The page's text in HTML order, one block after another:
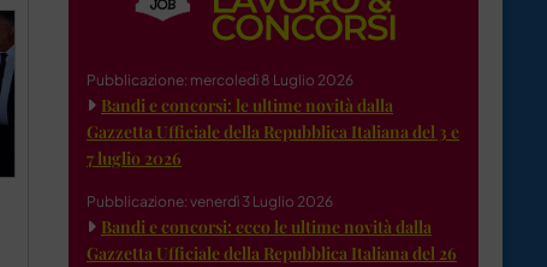
Pubblicazione: mercoledì 8 Luglio 2026
Bandi e concorsi: le ultime novità dalla
Gazzetta Ufficiale della Repubblica Italiana del 3 e
7 luglio 2026
Pubblicazione: venerdì 3 Luglio 2026
Bandi e concorsi: ecco le ultime novità dalla
Gazzetta Ufficiale della Repubblica Italiana del 26